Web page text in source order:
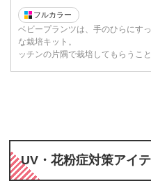
フルカラー
ベビープランツは、手のひらにす
な栽培
ッチンの片隅で栽培してもらうこ
UV・花粉症対策アイ